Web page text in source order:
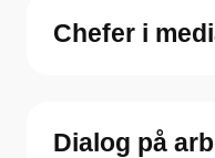
Chefer i
Dialog på